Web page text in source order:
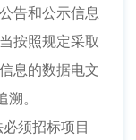
告和公示信息
按照规定采取
息的数据电文
。
须招标项目